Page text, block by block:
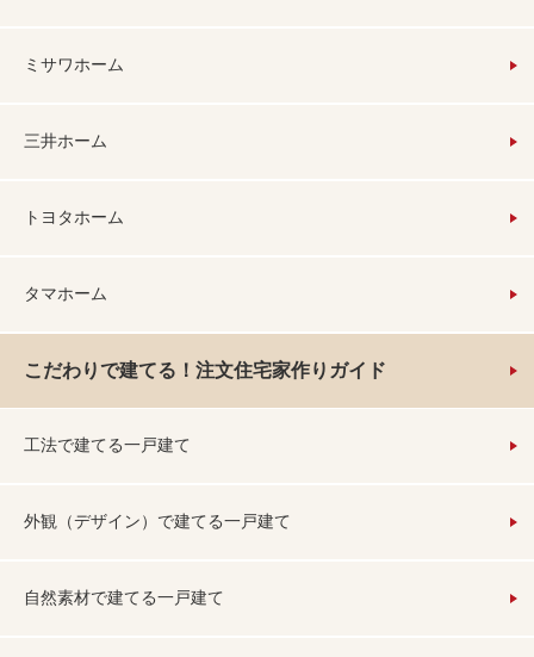
ミサワホーム
三井ホーム
トヨタホーム
タマホーム
こだわりで建てる！注文住宅家作りガイド
工法で建てる一戸建て
外観（デザイン）で建てる一戸建て
自然素材で建てる一戸建て